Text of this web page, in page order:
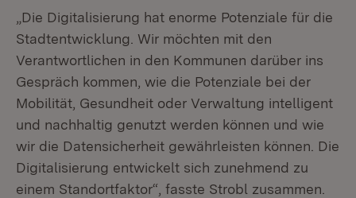
„Die Digitalisierung hat enorme Potenziale für die
Stadtentwicklung. Wir möchten mit den
Verantwortlichen in den Kommunen darüber ins
Gespräch kommen, wie die Potenziale bei der
Mobilität, Gesundheit oder Verwaltung intelligent
und nachhaltig genutzt werden können und wie
wir die Datensicherheit gewährleisten können. Die
Digitalisierung entwickelt sich zunehmend zu
einem Standortfaktor“, fasste Strobl zusammen.